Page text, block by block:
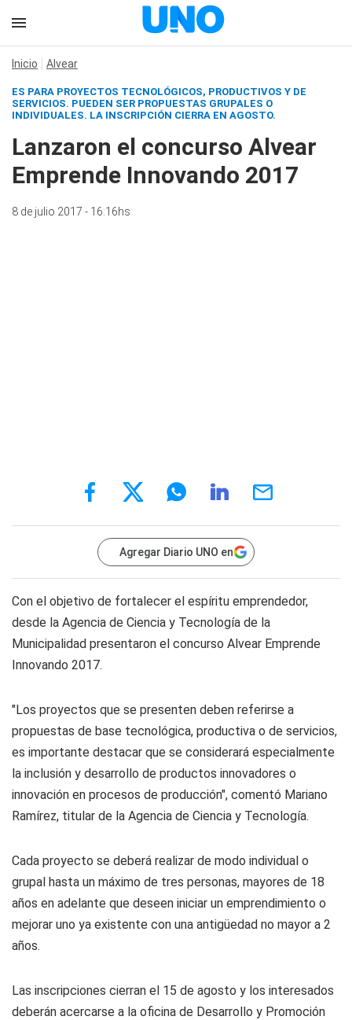
Inicio Alvear
ES PARA PROYECTOS TECNOLÓGICOS, PRODUCTIVOS Y DE
SERVICIOS. PUEDEN SER PROPUESTAS GRUPALES O
INDIVIDUALES. LA INSCRIPCIÓN CIERRA EN AGOSTO.
Lanzaron el concurso Alvear
Emprende Innovando 2017
8 de julio 2017 - 16:16hs
Agregar Diario UNO en
Con el objetivo de fortalecer el espíritu emprendedor,
desde la Agencia de Ciencia y Tecnología de la
Municipalidad presentaron el concurso Alvear Emprende
Innovando 2017.
"Los proyectos que se presenten deben referirse a
propuestas de base tecnológica, productiva o de servicios,
es importante destacar que se considerará especialmente
la inclusión y desarrollo de productos innovadores o
innovación en procesos de producción", comentó Mariano
Ramírez, titular de la Agencia de Ciencia y Tecnología.
Cada proyecto se deberá realizar de modo individual o
grupal hasta un máximo de tres personas, mayores de 18
años en adelante que deseen iniciar un emprendimiento o
mejorar uno ya existente con una antigüedad no mayor a 2
años.
Las inscripciones cierran el 15 de agosto y los interesados
deberán acercarse a la oficina de Desarrollo y Promoción